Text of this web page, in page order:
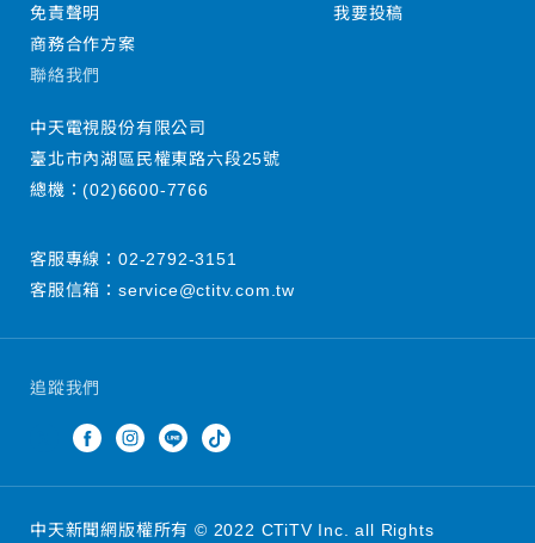
追蹤我們
免責聲明
商務合作方案
我要投稿
聯絡我們
中天電視股份有限公司
臺北市內湖區民權東路六段25號
總機：(02)6600-7766
客服專線： 02-2792-3151
客服信箱： service@ctitv.com.tw
中天新聞網版權所有 © 2022 CTiTV Inc. all Rights